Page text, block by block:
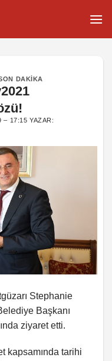
DAKIKA
– 17:15 YAZAR:
Stephanie
Başkanı
ziyaret etti.
kapsamında tarihi